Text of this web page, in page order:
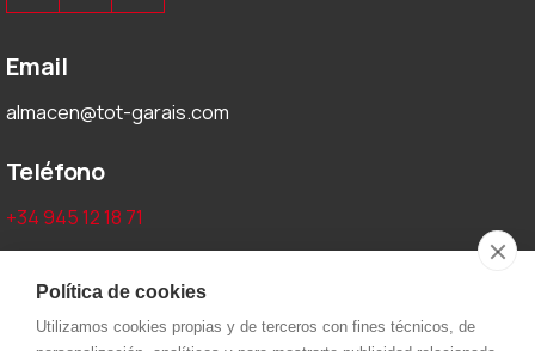
Email
almacen@tot-garais.com
Teléfono
+34 945 12 18 71
Aviso legal y privacidad
Aviso Legal
Política de cookies
Utilizamos cookies propias y de terceros con fines técnicos, de